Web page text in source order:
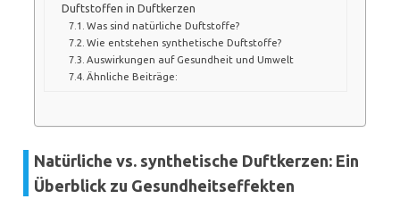
Duftstoffen in Duftkerzen
Was sind natürliche Duftstoffe?
Wie entstehen synthetische Duftstoffe?
Auswirkungen auf Gesundheit und Umwelt
Ähnliche Beiträge:
Natürliche vs. synthetische Duftkerzen: Ein
Überblick zu Gesundheitseffekten